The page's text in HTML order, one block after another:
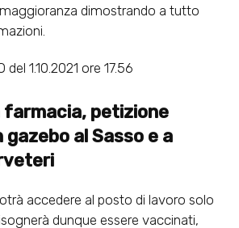
dimostrando a tutto
1.10.2021 ore 17.56
farmacia, petizione
gazebo al Sasso e a
accedere al posto di lavoro solo
dunque essere vaccinati,